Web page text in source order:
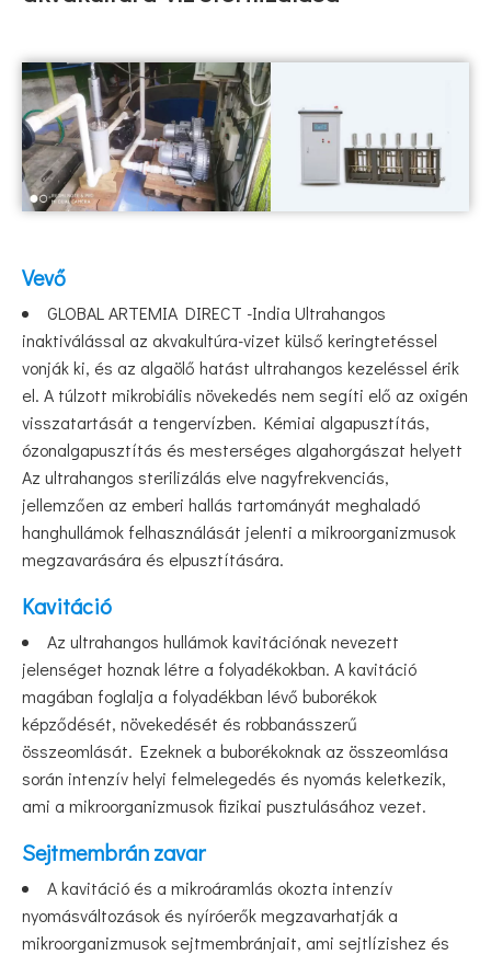
Vevő
GLOBAL ARTEMIA DIRECT -India Ultrahangos
inaktiválással az akvakultúra-vizet külső keringtetéssel
vonják ki, és az algaölő hatást ultrahangos kezeléssel érik
el. A túlzott mikrobiális növekedés nem segíti elő az oxigén
visszatartását a tengervízben. Kémiai algapusztítás,
ózonalgapusztítás és mesterséges algahorgászat helyett
Az ultrahangos sterilizálás elve nagyfrekvenciás,
jellemzően az emberi hallás tartományát meghaladó
hanghullámok felhasználását jelenti a mikroorganizmusok
megzavarására és elpusztítására.
Kavitáció
Az ultrahangos hullámok kavitációnak nevezett
jelenséget hoznak létre a folyadékokban. A kavitáció
magában foglalja a folyadékban lévő buborékok
képződését, növekedését és robbanásszerű
összeomlását. Ezeknek a buborékoknak az összeomlása
során intenzív helyi felmelegedés és nyomás keletkezik,
ami a mikroorganizmusok fizikai pusztulásához vezet.
Sejtmembrán zavar
A kavitáció és a mikroáramlás okozta intenzív
nyomásváltozások és nyíróerők megzavarhatják a
mikroorganizmusok sejtmembránjait, ami sejtlízishez és